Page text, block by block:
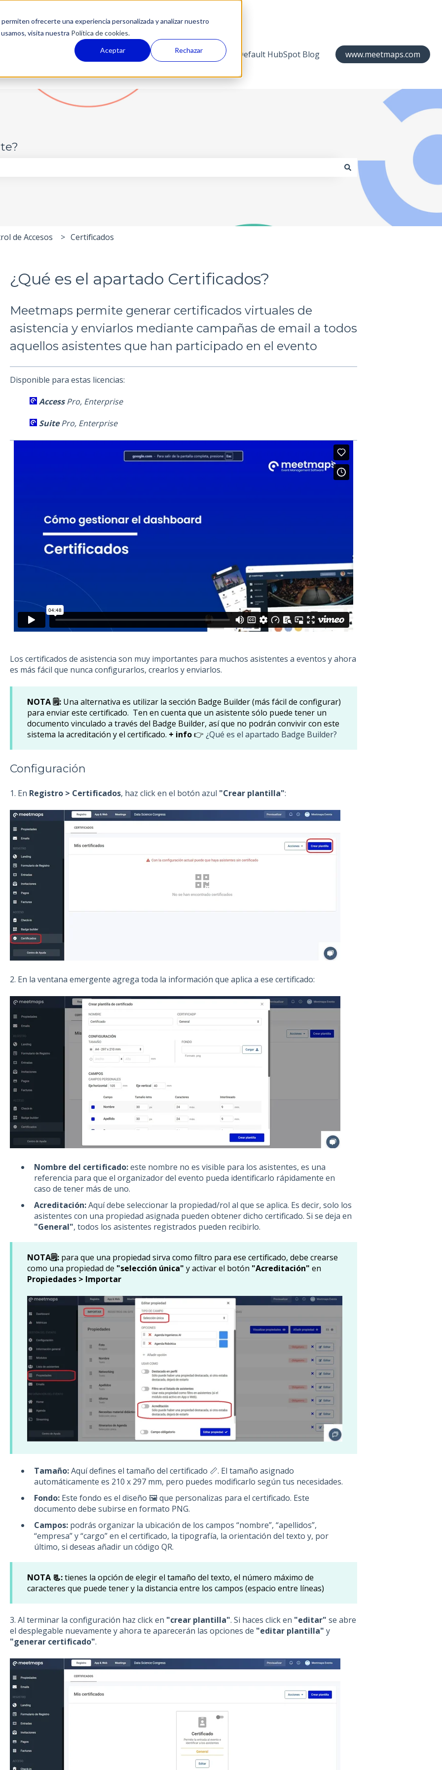
ofrecerte una experiencia personalizada y analizar nuestro
visita nuestra Política de cookies.
Aceptar Rechazar Default HubSpot Blog www.meetmaps.com
de Accesos Certificados
¿Qué es el apartado Certificados?
Meetmaps permite generar certificados virtuales de
asistencia y enviarlos mediante campañas de email a todos
aquellos asistentes que han participado en el evento
Disponible para estas licencias:
AccessPro, Enterprise
SuitePro, Enterprise
Los certificados de asistencia son muy importantes para muchos asistentes a eventos y ahora
es más fácil que nunca configurarlos, crearlos y enviarlos.
NOTA 🗒️: Una alternativa es utilizar la sección Badge Builder (más fácil de configurar)
para enviar este certificado. Ten en cuenta que un asistente sólo puede tener un
documento vinculado a través del Badge Builder, así que no podrán convivir con este
sistema la acreditación y el certificado. + info👉 ¿Qué es el apartado Badge Builder?
Configuración
1. En Registro > Certificados, haz click en el botón azul "Crear plantilla":
2. En la ventana emergente agrega toda la información que aplica a ese certificado:
Nombre del certificado:este nombre no es visible para los asistentes, es una
referencia para que el organizador del evento pueda identificarlo rápidamente en
caso de tener más de uno.
Acreditación:Aquí debe seleccionar la propiedad/rol al que se aplica. Es decir, solo los
asistentes con una propiedad asignada pueden obtener dicho certificado. Si se deja en
"General", todos los asistentes registrados pueden recibirlo.
NOTA🗒️:para que una propiedad sirva como filtro para ese certificado, debe crearse
como una propiedad de "selección única" y activar el botón "Acreditación" en
Propiedades > Importar
Tamaño:Aquí defines el tamaño del certificado 📏. El tamaño asignado
automáticamente es 210 x 297 mm, pero puedes modificarlo según tus necesidades.
Fondo:Este fondo es el diseño 🖼️ que personalizas para el certificado. Este
documento debe subirse en formato PNG.
Campos:podrás organizar la ubicación de los campos “nombre”, “apellidos”,
“empresa” y “cargo” en el certificado, la tipografía, la orientación del texto y, por
último, si deseas añadir un código QR.
NOTA 📃:tienes la opción de elegir el tamaño del texto, el número máximo de
caracteres que puede tener y la distancia entre los campos (espacio entre líneas)
3. Al terminar la configuración haz click en "crear plantilla". Si haces click en "editar" se abre
el desplegable nuevamente y ahora te aparecerán las opciones de "editar plantilla" y
"generar certificado".